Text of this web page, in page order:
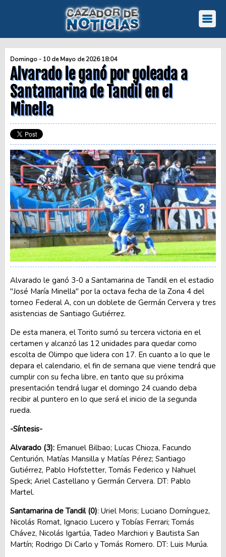
Domingo - 10 de Mayo de 2026 18:04
Alvarado le ganó por goleada a
Santamarina de Tandil en el
Minella
Alvarado le ganó 3-0 a Santamarina de Tandil en el estadio
"José María Minella" por la octava fecha de la Zona 4 del
torneo Federal A, con un doblete de Germán Cervera y tres
asistencias de Santiago Gutiérrez.
De esta manera, el Torito sumó su tercera victoria en el
certamen y alcanzó las 12 unidades para quedar como
escolta de Olimpo que lidera con 17. En cuanto a lo que le
depara el calendario, el fin de semana que viene tendrá que
cumplir con su fecha libre, en tanto que su próxima
presentación tendrá lugar el domingo 24 cuando deba
recibir al puntero en lo que será el inicio de la segunda
rueda.
-Síntesis-
Alvarado (3): Emanuel Bilbao; Lucas Chioza, Facundo
Centurión, Matías Mansilla y Matías Pérez; Santiago
Gutiérrez, Pablo Hofstetter, Tomás Federico y Nahuel
Speck; Ariel Castellano y Germán Cervera. DT: Pablo
Martel.
Santamarina de Tandil (0): Uriel Moris; Luciano Domínguez,
Nicolás Romat, Ignacio Lucero y Tobías Ferrari; Tomás
Chávez, Nicolás Igartúa, Tadeo Marchiori y Bautista San
Martín; Rodrigo Di Carlo y Tomás Romero. DT: Luis Murúa.